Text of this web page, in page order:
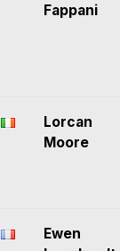
Fappani
Lorcan
Moore
Ewen